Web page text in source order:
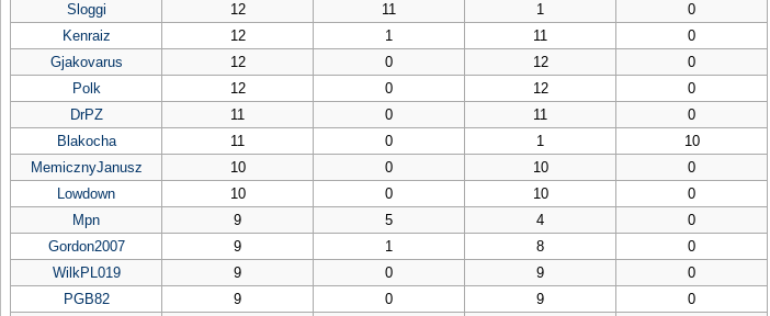
Sloggi
12 11 1
0
Kenraiz
12 1 11
0
Gjakovarus
12 0 12
0
Polk
12 0 12
0
DrPZ
11 0 11
0
Blakocha
11 0 1
10
MemicznyJanusz
10 0 10
0
Lowdown
10 0 10
0
Mpn
9 5 4
0
Gordon2007
9 1 8
0
WilkPL019
9 0 9
0
PGB82
9 0 9
0